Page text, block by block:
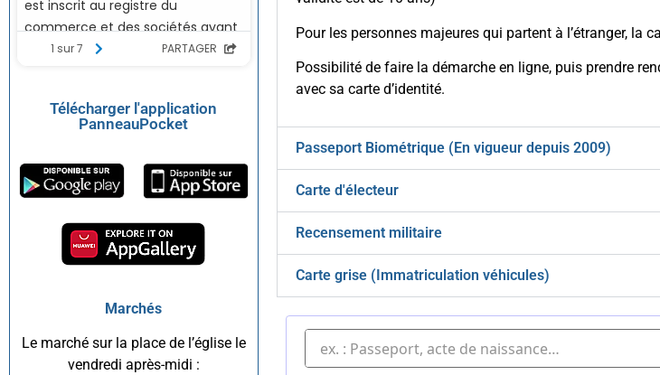
Télécharger l'application
PanneauPocket
Marchés
Le marché sur la place de l’église le
vendredi après-midi :
Pour les personnes majeures qui partent à l’étranger, la
Possibilité de faire la démarche en ligne, puis prendre
avec sa carte d’identité.
Passeport Biométrique (En vigueur depuis 2009)
Carte d'électeur
Recensement militaire
Carte grise (Immatriculation véhicules)